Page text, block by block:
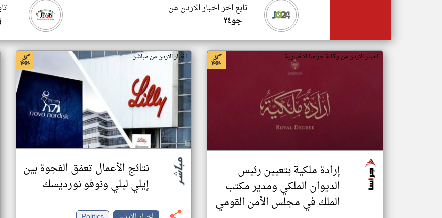
تابع اخر اخبار الاردن من
جو٢٤
اخبار الاردن من وكالة جراسا الاخبارية
إرادة ملكية بتعيين رئيس
الديوان الملكي ومدير مكتب
الملك في مجلس الأمن القومي
اخبار الاردن من مباشر
نتائج الأعمال تعمّق الفجوة بين
إيلي ليلي ونوفو نورديسك